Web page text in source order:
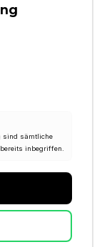
sind sämtliche
inbegriffen.